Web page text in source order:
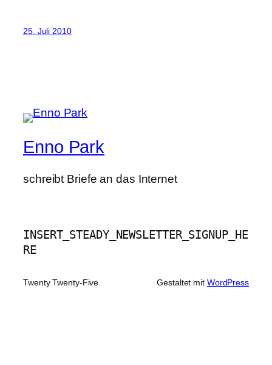
25. Juli 2010
Enno Park
schreibt Briefe an das Internet
INSERT_STEADY_NEWSLETTER_SIGNUP_HE
RE
Twenty Twenty-Five Gestaltet mit WordPress